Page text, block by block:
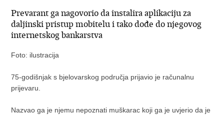
Prevarant ga nagovorio da instalira aplikaciju za
daljinski pristup mobitelu i tako dođe do njegovog
internetskog bankarstva
Foto: ilustracija
75-godišnjak s bjelovarskog područja prijavio je računalnu
prijevaru.
Nazvao ga je njemu nepoznati muškarac koji ga je uvjerio da je